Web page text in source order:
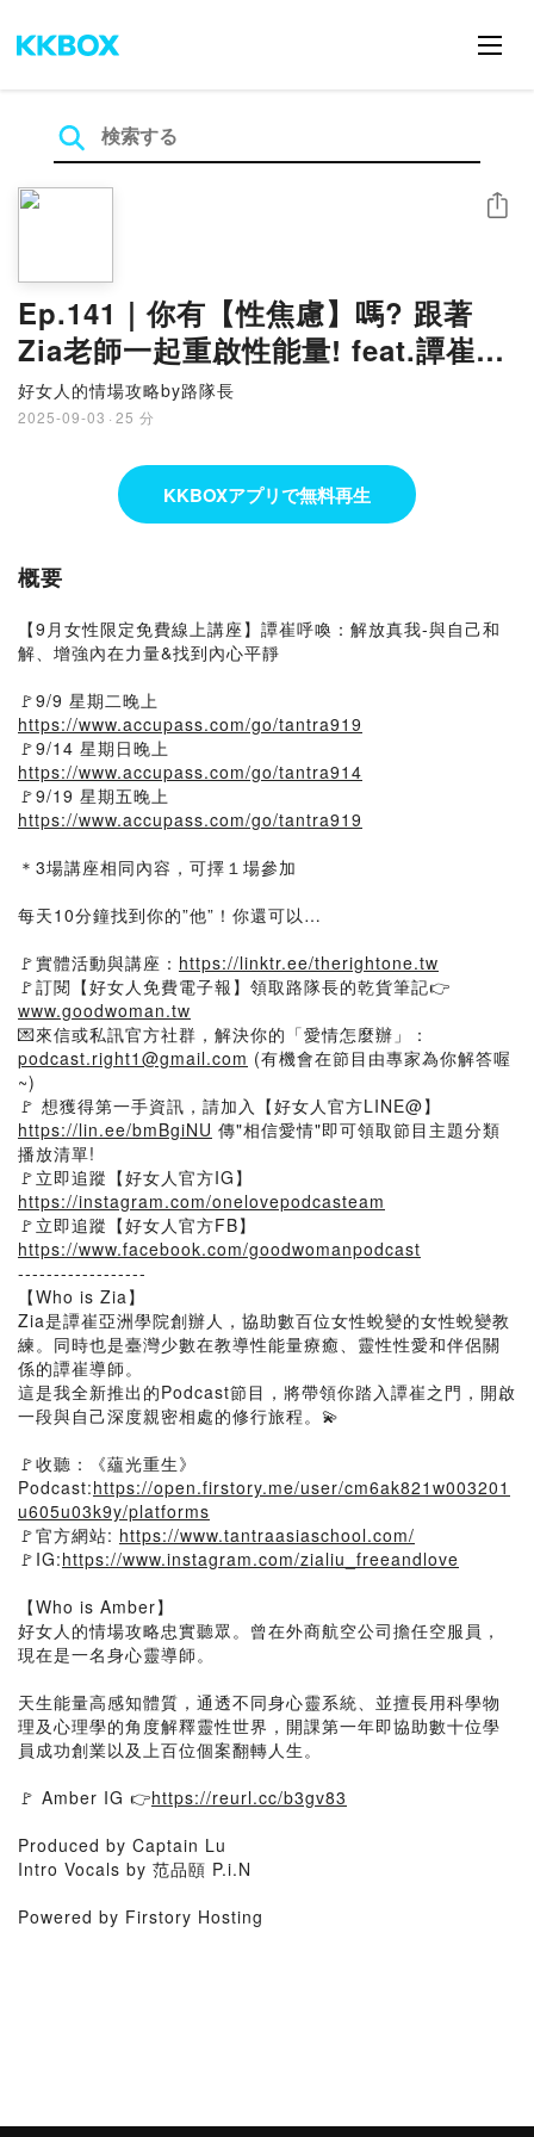
Ep.141｜你有【性焦慮】嗎? 跟著
Zia老師一起重啟性能量! feat.譚崔亞
洲學院創辦人-Zia
好女人的情場攻略by路隊長
2025-09-03 · 25 分
シェア
KKBOXアプリで無料再生
概要
【9月女性限定免費線上講座】譚崔呼喚：解放真我-與自己和
解、增強內在力量&找到內心平靜
🚩9/9 星期二晚上
https://www.accupass.com/go/tantra919
🚩9/14 星期日晚上
https://www.accupass.com/go/tantra914
🚩9/19 星期五晚上
https://www.accupass.com/go/tantra919
＊3場講座相同內容，可擇１場參加
每天10分鐘找到你的”他”！你還可以…
🚩實體活動與講座： https://linktr.ee/therightone.tw
🚩訂閱【好女人免費電子報】領取路隊長的乾貨筆記👉
www.goodwoman.tw
💌來信或私訊官方社群，解決你的「愛情怎麼辦」：
podcast.right1@gmail.com (有機會在節目由專家為你解答喔
~)
🚩 想獲得第一手資訊，請加入【好女人官方LINE@】
https://lin.ee/bmBgiNU 傳"相信愛情"即可領取節目主題分類
播放清單!
🚩立即追蹤【好女人官方IG】
https://instagram.com/onelovepodcasteam
🚩立即追蹤【好女人官方FB】
https://www.facebook.com/goodwomanpodcast
------------------
【Who is Zia】
Zia是譚崔亞洲學院創辦人，協助數百位女性蛻變的女性蛻變教
練。同時也是臺灣少數在教導性能量療癒、靈性性愛和伴侶關
係的譚崔導師。
這是我全新推出的Podcast節目，將帶領你踏入譚崔之門，開啟
一段與自己深度親密相處的修行旅程。💫
🚩收聽：《蘊光重生》
Podcast:https://open.firstory.me/user/cm6ak821w003201
u605u03k9y/platforms
🚩官方網站: https://www.tantraasiaschool.com/
🚩IG:https://www.instagram.com/zialiu_freeandlove
【Who is Amber】
好女人的情場攻略忠實聽眾。曾在外商航空公司擔任空服員，
現在是一名身心靈導師。
天生能量高感知體質，通透不同身心靈系統、並擅長用科學物
理及心理學的角度解釋靈性世界，開課第一年即協助數十位學
員成功創業以及上百位個案翻轉人生。
🚩 Amber IG 👉https://reurl.cc/b3gv83
Produced by Captain Lu
Intro Vocals by 范品頤 P.i.N
Powered by Firstory Hosting